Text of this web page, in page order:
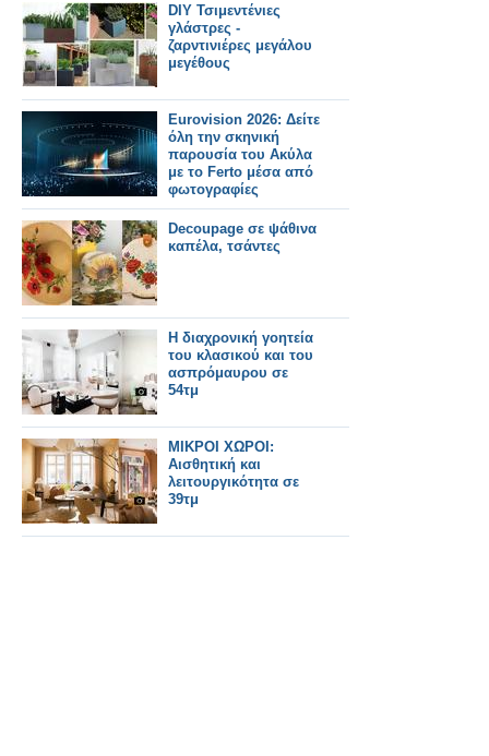
DIY Τσιμεντένιες
γλάστρες -
ζαρντινιέρες μεγάλου
μεγέθους
Eurovision 2026: Δείτε
όλη την σκηνική
παρουσία του Ακύλα
με το Ferto μέσα από
φωτογραφίες
Decoupage σε ψάθινα
καπέλα, τσάντες
Η διαχρονική γοητεία
του κλασικού και του
ασπρόμαυρου σε
54τμ
ΜΙΚΡΟΙ ΧΩΡΟΙ:
Αισθητική και
λειτουργικότητα σε
39τμ